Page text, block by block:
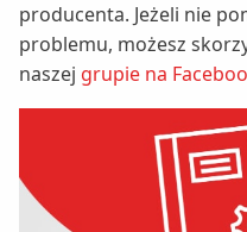
producenta. Jeżeli nie
problemu, możesz
naszej grupie na